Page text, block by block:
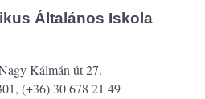
Általános Iskola
Kálmán út 27.
(+36) 30 678 21 49